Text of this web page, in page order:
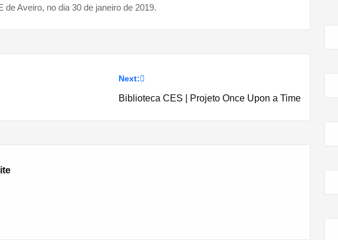
Aveiro, no dia 30 de janeiro de 2019.
Next:
Biblioteca CES | Projeto Once Upon a Time